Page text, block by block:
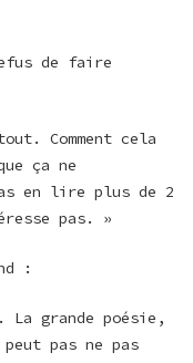
de faire
Comment cela
ça ne
en lire plus de 2
pas. »
:
grande poésie,
pas ne pas